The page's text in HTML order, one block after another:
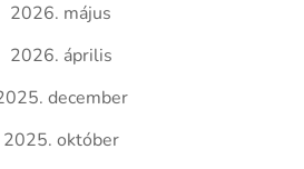
2026. május
2026. április
december
2025. október